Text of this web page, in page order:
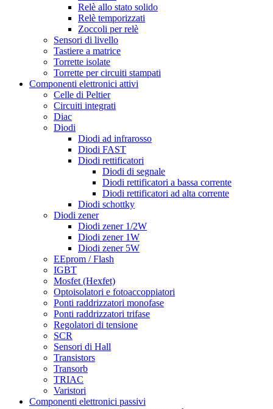
Relè allo stato solido
Relè temporizzati
Zoccoli per relè
Sensori di livello
Tastiere a matrice
Torrette isolate
Torrette per circuiti stampati
Componenti elettronici attivi
Celle di Peltier
Circuiti integrati
Diac
Diodi
Diodi ad infrarosso
Diodi FAST
Diodi rettificatori
Diodi di segnale
Diodi rettificatori a bassa corrente
Diodi rettificatori ad alta corrente
Diodi schottky
Diodi zener
Diodi zener 1/2W
Diodi zener 1W
Diodi zener 5W
EEprom / Flash
IGBT
Mosfet (Hexfet)
Optoisolatori e fotoaccoppiatori
Ponti raddrizzatori monofase
Ponti raddrizzatori trifase
Regolatori di tensione
SCR
Sensori di Hall
Transistors
Transorb
TRIAC
Varistori
Componenti elettronici passivi